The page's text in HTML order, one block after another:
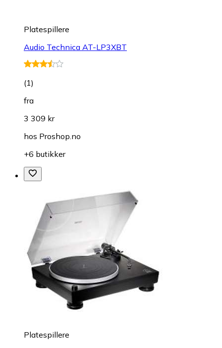
Platespillere
Audio Technica AT-LP3XBT
(1)
fra
3 309 kr
hos Proshop.no
+6 butikker
Platespillere